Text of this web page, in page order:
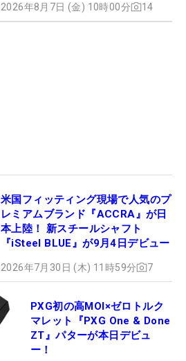
2026年8月7日 (金) 10時00分 14
米国フィッティング現場で人気のプ
レミアムブランド『ACCRA』が日
本上陸！ 新スチールシャフト
『iSteel BLUE』が9月4日デビュー
2026年7月30日 (木) 11時59分 7
PXG初の高MOI×ゼロトルク
マレット『PXG One & Done
ZT』パターが本日デビュ
ー！